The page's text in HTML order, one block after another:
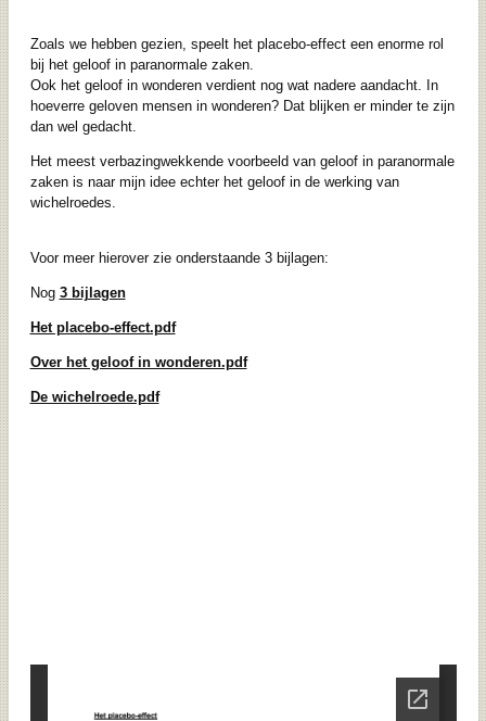
Zoals we hebben gezien, speelt het placebo-effect een enorme rol
bij het geloof in paranormale zaken.
Ook het geloof in wonderen verdient nog wat nadere aandacht. In
hoeverre geloven mensen in wonderen? Dat blijken er minder te zijn
dan wel gedacht.
Het meest verbazingwekkende voorbeeld van geloof in paranormale
zaken is naar mijn idee echter het geloof in de werking van
wichelroedes.
Voor meer hierover zie onderstaande 3 bijlagen:
Nog 3 bijlagen
Het placebo-effect.pdf
Over het geloof in wonderen.pdf
De wichelroede.pdf